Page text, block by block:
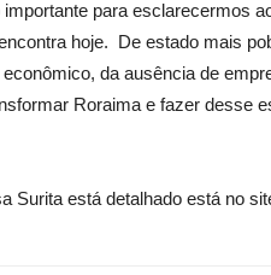
para esclarecermos
hoje. De estado mais
da ausência de
Roraima e fazer desse
Surita está detalhado está no